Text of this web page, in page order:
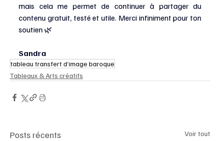
mais cela me permet de continuer à partager du
contenu gratuit, testé et utile. Merci infiniment pour ton
soutien 🌿
Sandra
tableau transfert d’image baroque
Tableaux & Arts créatifs
Posts récents Voir tout